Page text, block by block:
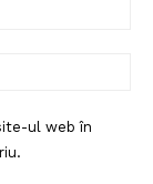
ul web în